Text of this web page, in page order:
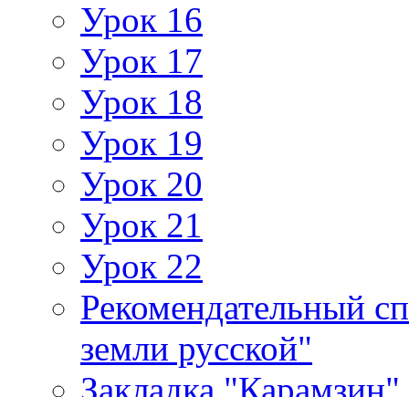
Урок 16
Урок 17
Урок 18
Урок 19
Урок 20
Урок 21
Урок 22
Рекомендательный
земли русской"